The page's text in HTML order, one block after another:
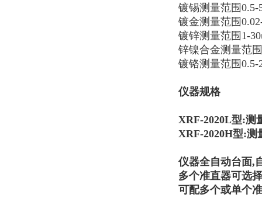
镀锡测量范围0.5-
镀金测量范围
镀锌测量范围1-
锌镍合金测量范
镀铬测量范围0.5-
仪器规格
XRF-2020L型:测
XRF-2020H型:测
仪器全自动台面,
多个准直器可选
可配多个或单个